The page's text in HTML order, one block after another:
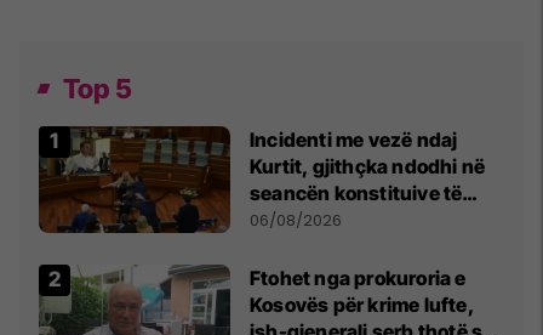
Top 5
Incidenti me vezë ndaj
Kurtit, gjithçka ndodhi në
seancën konstituive të
Kuvendit
06/08/2026
Ftohet nga prokuroria e
Kosovës për krime lufte,